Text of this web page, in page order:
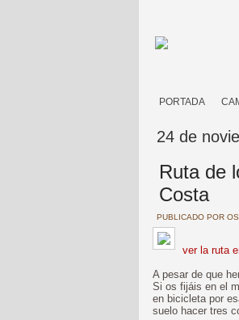
PORTADA
24 de
Ruta de
Costa
PUBLICADO POR
ver la ruta
A pesar de que
Si os fijáis en el
en bicicleta por
suelo hacer tres